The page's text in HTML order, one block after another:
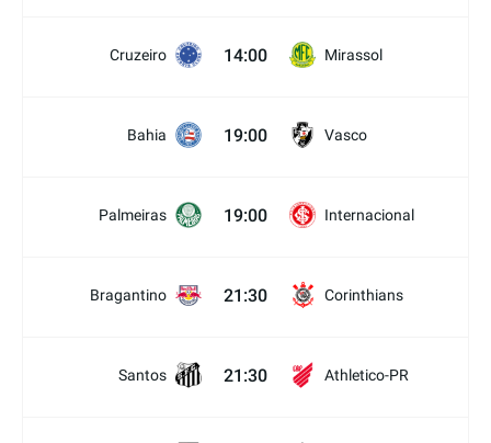
Cruzeiro 14:00 Mirassol
Bahia 19:00 Vasco
Palmeiras 19:00 Internacional
Bragantino 21:30 Corinthians
Santos 21:30 Athletico-PR